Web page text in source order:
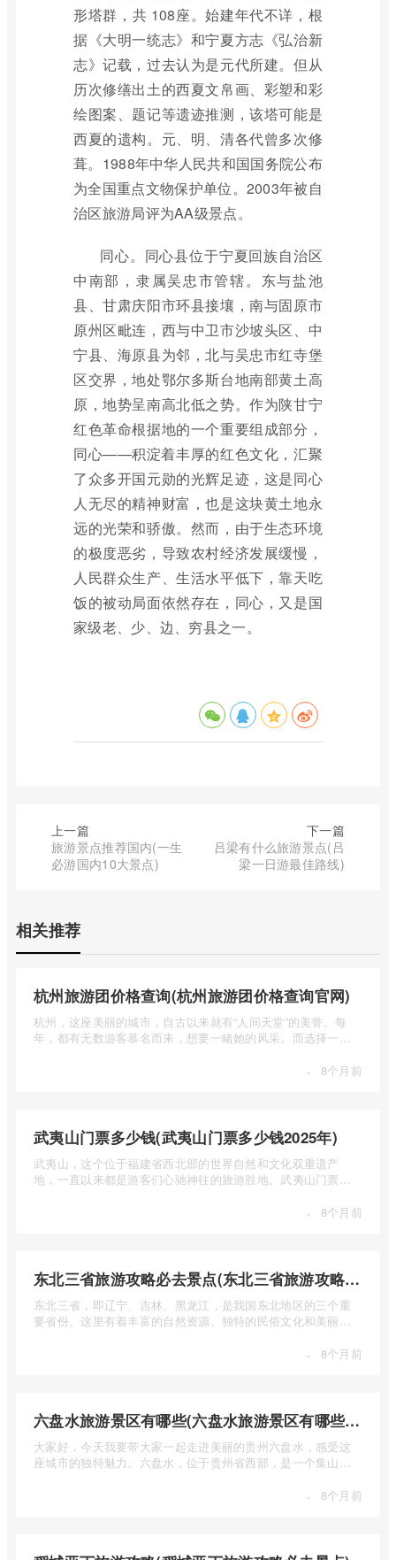
形塔群，共 108座。始建年代不详，根
据《大明一统志》和宁夏方志《弘治新
志》记载，过去认为是元代所建。但从
历次修缮出土的西夏文帛画、彩塑和彩
绘图案、题记等遗迹推测，该塔可能是
西夏的遗构。元、明、清各代曾多次修
葺。1988年中华人民共和国国务院公布
为全国重点文物保护单位。2003年被自
治区旅游局评为AA级景点。
同心。同心县位于宁夏回族自治区
中南部，隶属吴忠市管辖。东与盐池
县、甘肃庆阳市环县接壤，南与固原市
原州区毗连，西与中卫市沙坡头区、中
宁县、海原县为邻，北与吴忠市红寺堡
区交界，地处鄂尔多斯台地南部黄土高
原，地势呈南高北低之势。作为陕甘宁
红色革命根据地的一个重要组成部分，
同心——积淀着丰厚的红色文化，汇聚
了众多开国元勋的光辉足迹，这是同心
人无尽的精神财富，也是这块黄土地永
远的光荣和骄傲。然而，由于生态环境
的极度恶劣，导致农村经济发展缓慢，
人民群众生产、生活水平低下，靠天吃
饭的被动局面依然存在，同心，又是国
家级老、少、边、穷县之一。
上一篇
旅游景点推荐国内(一生
必游国内10大景点)
下一篇
吕梁有什么旅游景点(吕
梁一日游最佳路线)
相关推荐
杭州旅游团价格查询(杭州旅游团价格查询官网)
杭州，这座美丽的城市，自古以来就有“人间天堂”的美誉。每
年，都有无数游客慕名而来，想要一睹她的风采。而选择一个
· 8个月前
武夷山门票多少钱(武夷山门票多少钱2025年)
武夷山，这个位于福建省西北部的世界自然和文化双重遗产
地，一直以来都是游客们心驰神往的旅游胜地。武夷山门票多
· 8个月前
东北三省旅游攻略必去景点(东北三省旅游攻略必去景点视频介绍)
东北三省，即辽宁、吉林、黑龙江，是我国东北地区的三个重
要省份。这里有着丰富的自然资源、独特的民俗文化和美丽的
· 8个月前
六盘水旅游景区有哪些(六盘水旅游景区有哪些景点值得去)
大家好，今天我要带大家一起走进美丽的贵州六盘水，感受这
座城市的独特魅力。六盘水，位于贵州省西部，是一个集山水
· 8个月前